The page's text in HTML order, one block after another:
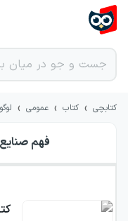
کتابچی › کتاب › عمومی ›
فهم